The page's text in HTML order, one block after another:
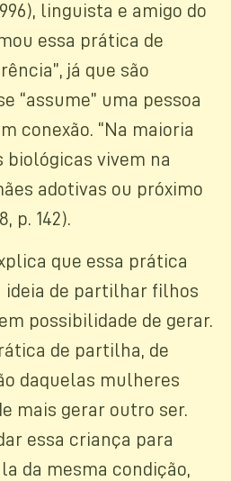
linguista e amigo do
essa prática de
já que são
“assume” uma pessoa
conexão. “Na maioria
biológicas vivem na
adotivas ou próximo
p. 142).
que essa prática
ideia de partilhar filhos
possibilidade de gerar.
de partilha, de
daquelas mulheres
mais gerar outro ser.
essa criança para
da mesma condição,